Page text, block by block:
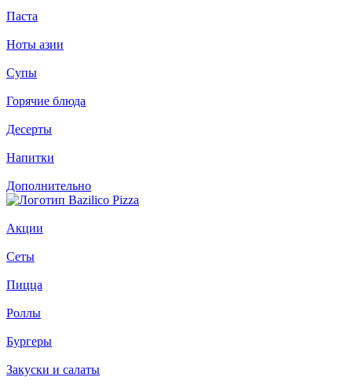
Паста
Ноты азии
Супы
Горячие блюда
Десерты
Напитки
Дополнительно
Акции
Сеты
Пицца
Роллы
Бургеры
Закуски и салаты